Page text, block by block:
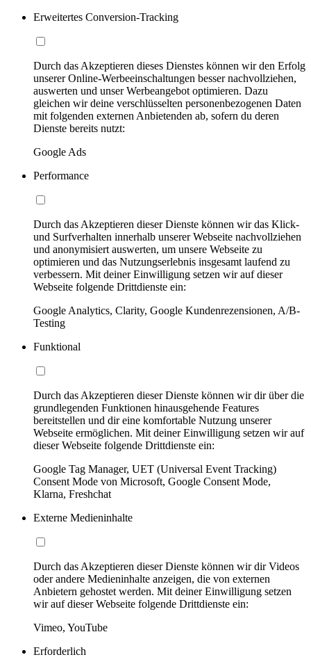
Erweitertes Conversion-Tracking
Durch das Akzeptieren dieses Dienstes können wir den Erfolg
unserer Online-Werbeeinschaltungen besser nachvollziehen,
auswerten und unser Werbeangebot optimieren. Dazu
gleichen wir deine verschlüsselten personenbezogenen Daten
mit folgenden externen Anbietenden ab, sofern du deren
Dienste bereits nutzt:
Google Ads
Performance
Durch das Akzeptieren dieser Dienste können wir das Klick-
und Surfverhalten innerhalb unserer Webseite nachvollziehen
und anonymisiert auswerten, um unsere Webseite zu
optimieren und das Nutzungserlebnis insgesamt laufend zu
verbessern. Mit deiner Einwilligung setzen wir auf dieser
Webseite folgende Drittdienste ein:
Google Analytics, Clarity, Google Kundenrezensionen, A/B-
Testing
Funktional
Durch das Akzeptieren dieser Dienste können wir dir über die
grundlegenden Funktionen hinausgehende Features
bereitstellen und dir eine komfortable Nutzung unserer
Webseite ermöglichen. Mit deiner Einwilligung setzen wir auf
dieser Webseite folgende Drittdienste ein:
Google Tag Manager, UET (Universal Event Tracking)
Consent Mode von Microsoft, Google Consent Mode,
Klarna, Freshchat
Externe Medieninhalte
Durch das Akzeptieren dieser Dienste können wir dir Videos
oder andere Medieninhalte anzeigen, die von externen
Anbietern gehostet werden. Mit deiner Einwilligung setzen
wir auf dieser Webseite folgende Drittdienste ein:
Vimeo, YouTube
Erforderlich